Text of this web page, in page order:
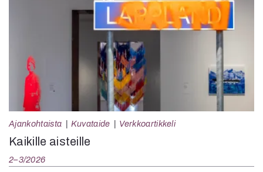
Ajankohtaista Kuvataide Verkkoartikkeli
Kaikille aisteille
2–3/2026